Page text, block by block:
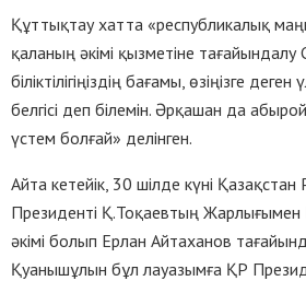
Құттықтау хатта «республикалық
қаланың әкімі қызметіне тағайындалу
біліктілігіңіздің бағамы, өзіңізге
белгісі деп білемін. Әрқашан да
үстем болғай» делінген.
Айта кетейік, 30 шілде күні
Президенті Қ.Тоқаевтың
әкімі болып Ерлан Айтаханов
Қуанышұлын бұл лауазымға ҚР